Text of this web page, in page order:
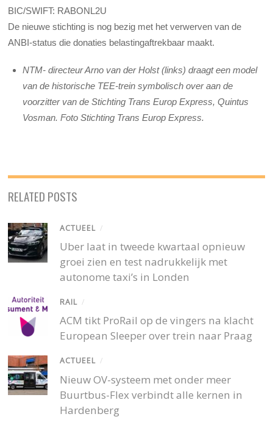
BIC/SWIFT: RABONL2U
De nieuwe stichting is nog bezig met het verwerven van de
ANBI-status die donaties belastingaftrekbaar maakt.
NTM- directeur Arno van der Holst (links) draagt een model
van de historische TEE-trein symbolisch over aan de
voorzitter van de Stichting Trans Europ Express, Quintus
Vosman. Foto Stichting Trans Europ Express.
RELATED POSTS
ACTUEEL /
Uber laat in tweede kwartaal opnieuw
groei zien en test nadrukkelijk met
autonome taxi’s in Londen
RAIL /
ACM tikt ProRail op de vingers na klacht
European Sleeper over trein naar Praag
ACTUEEL /
Nieuw OV-systeem met onder meer
Buurtbus-Flex verbindt alle kernen in
Hardenberg